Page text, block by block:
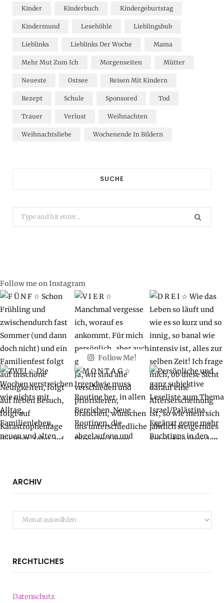
Kinder Kinderbuch Kindergeburtstag
Kindermund Lesehöhle Lieblingsbub
Lieblinks Lieblinks Der Woche Mama
Mehr Mut Zum Ich Morgenseiten Mütter
Neueste Ostsee Reisen Mit Kindern
Rezept Schule Sponsored Tod
Trauer Verlust Weihnachten
Weihnachtsliebe Wochenende In Bildern
SUCHE
Search
for:
Follow me on Instagram
Follow Me!
ARCHIV
Archiv
RECHTLICHES
Datenschutz